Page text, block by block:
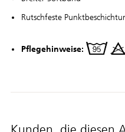
Rutschfeste
Pflegehinweise: